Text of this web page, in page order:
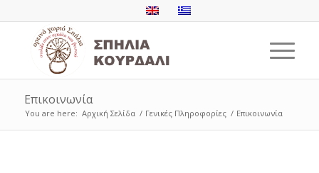
Επικοινωνία
You are here: Αρχική Σελίδα / Γενικές Πληροφορίες / Επικοινωνία